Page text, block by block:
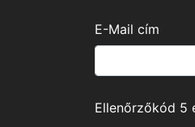
E-Mail cím
Ellenőrzőkód 5